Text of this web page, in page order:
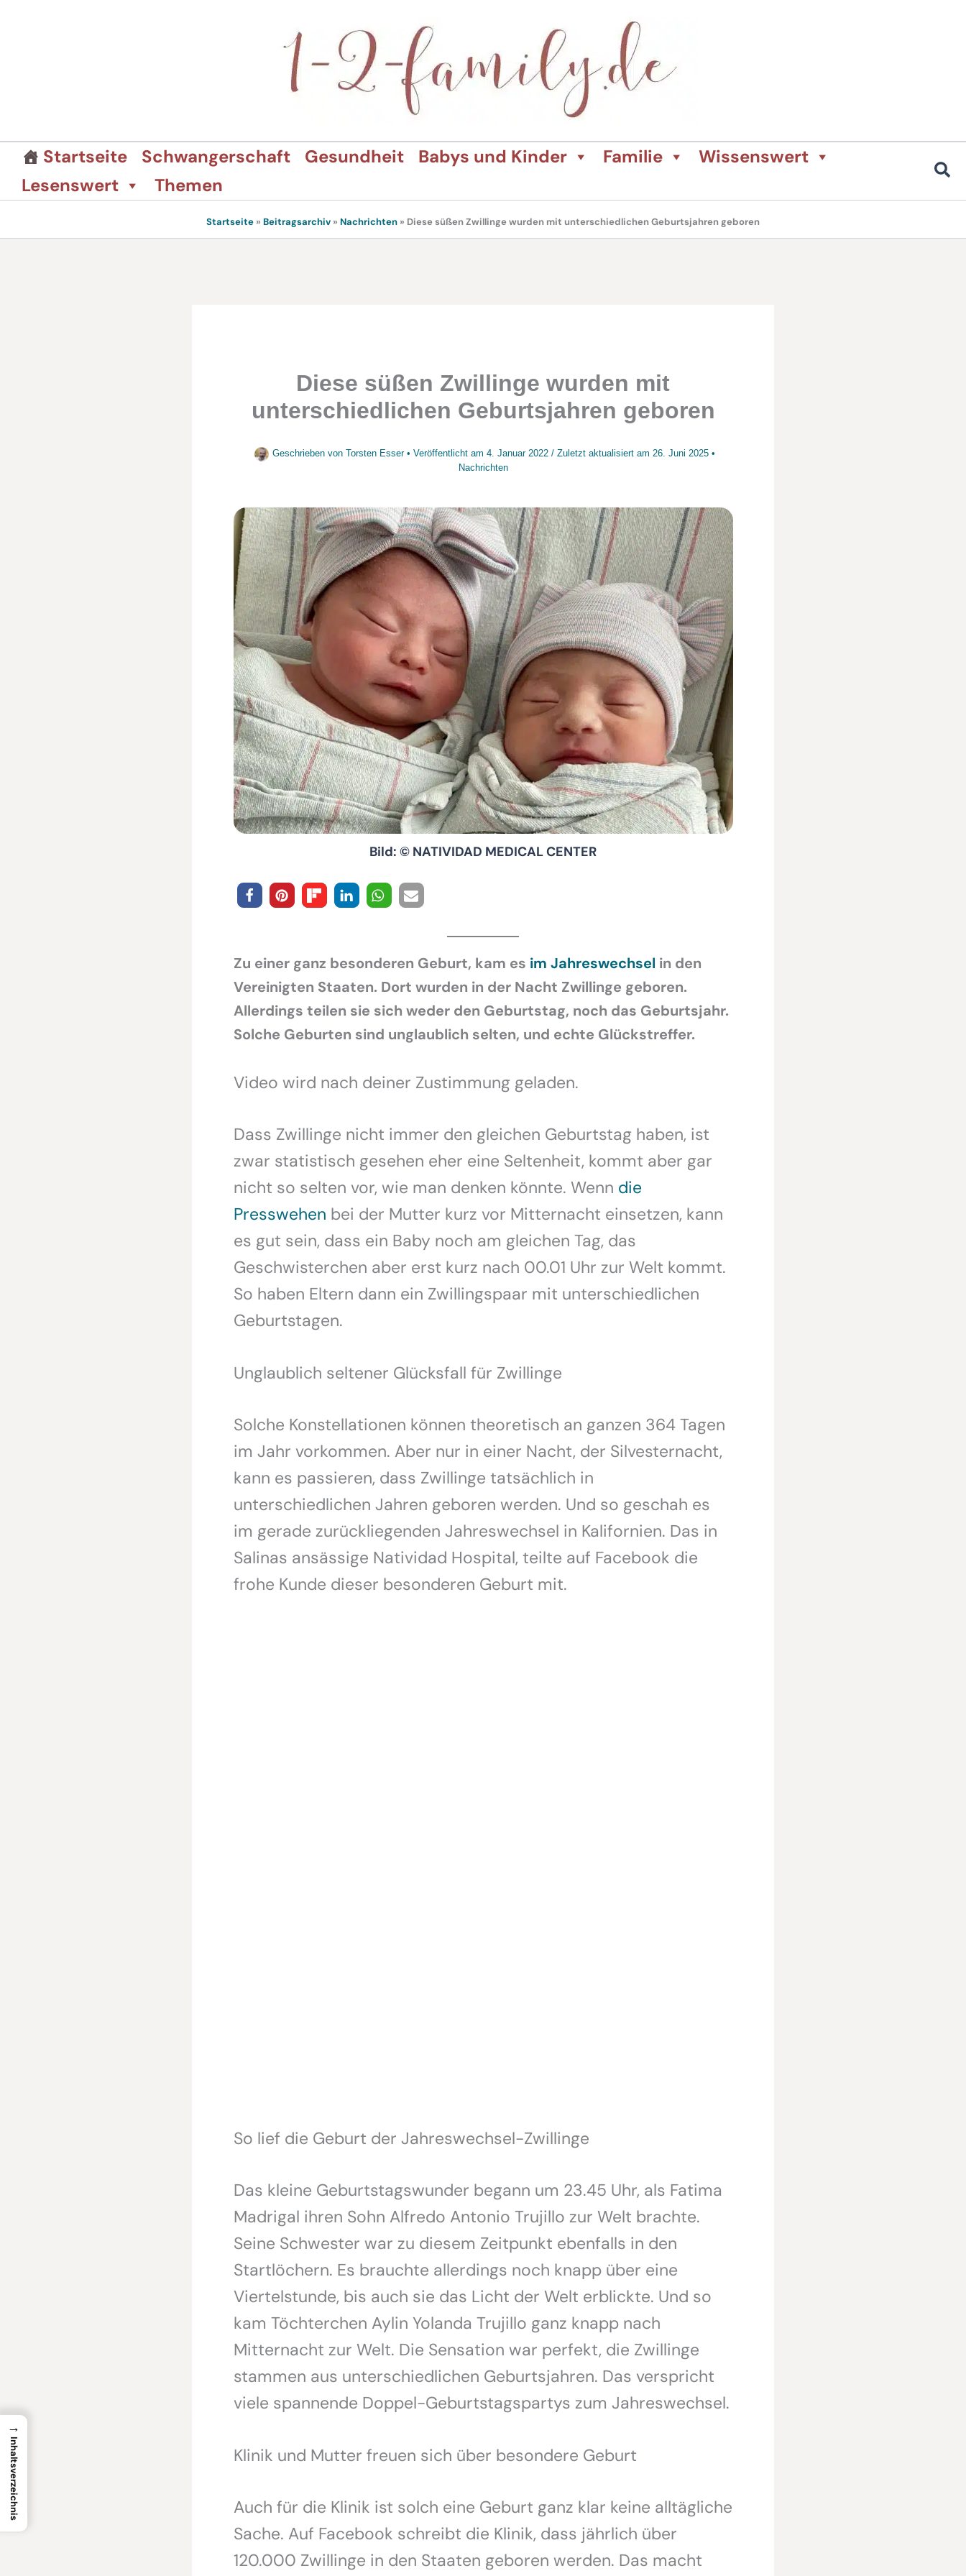
Startseite Schwangerschaft Gesundheit Babys und Kinder Familie
Wissenswert
Lesenswert
Themen
Startseite » Beitragsarchiv » Nachrichten » Diese süßen Zwillinge wurden mit unterschiedlichen Geburtsjahren geboren
Diese süßen Zwillinge wurden mit
unterschiedlichen Geburtsjahren geboren
Geschrieben von Torsten Esser • Veröffentlicht am 4. Januar 2022 / Zuletzt aktualisiert am 26. Juni 2025 •
Nachrichten
Bild: © NATIVIDAD MEDICAL CENTER
Zu einer ganz besonderen Geburt, kam es im Jahreswechsel in den
Vereinigten Staaten. Dort wurden in der Nacht Zwillinge geboren.
Allerdings teilen sie sich weder den Geburtstag, noch das Geburtsjahr.
Solche Geburten sind unglaublich selten, und echte Glückstreffer.
Video wird nach deiner Zustimmung geladen.
Dass Zwillinge nicht immer den gleichen Geburtstag haben, ist
zwar statistisch gesehen eher eine Seltenheit, kommt aber gar
nicht so selten vor, wie man denken könnte. Wenn die
Presswehen bei der Mutter kurz vor Mitternacht einsetzen, kann
es gut sein, dass ein Baby noch am gleichen Tag, das
Geschwisterchen aber erst kurz nach 00.01 Uhr zur Welt kommt.
So haben Eltern dann ein Zwillingspaar mit unterschiedlichen
Geburtstagen.
Unglaublich seltener Glücksfall für Zwillinge
Solche Konstellationen können theoretisch an ganzen 364 Tagen
im Jahr vorkommen. Aber nur in einer Nacht, der Silvesternacht,
kann es passieren, dass Zwillinge tatsächlich in
unterschiedlichen Jahren geboren werden. Und so geschah es
im gerade zurückliegenden Jahreswechsel in Kalifornien. Das in
Salinas ansässige Natividad Hospital, teilte auf Facebook die
frohe Kunde dieser besonderen Geburt mit.
So lief die Geburt der Jahreswechsel-Zwillinge
Das kleine Geburtstagswunder begann um 23.45 Uhr, als Fatima
Madrigal ihren Sohn Alfredo Antonio Trujillo zur Welt brachte.
Seine Schwester war zu diesem Zeitpunkt ebenfalls in den
Startlöchern. Es brauchte allerdings noch knapp über eine
Viertelstunde, bis auch sie das Licht der Welt erblickte. Und so
kam Töchterchen Aylin Yolanda Trujillo ganz knapp nach
Mitternacht zur Welt. Die Sensation war perfekt, die Zwillinge
stammen aus unterschiedlichen Geburtsjahren. Das verspricht
viele spannende Doppel-Geburtstagspartys zum Jahreswechsel.
Klinik und Mutter freuen sich über besondere Geburt
Auch für die Klinik ist solch eine Geburt ganz klar keine alltägliche
Sache. Auf Facebook schreibt die Klinik, dass jährlich über
120.000 Zwillinge in den Staaten geboren werden. Das macht
→
Inhaltsverzeichnis